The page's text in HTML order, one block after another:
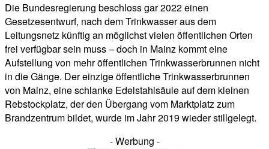
Die Bundesregierung beschloss gar 2022 einen
Gesetzesentwurf, nach dem Trinkwasser aus dem
Leitungsnetz künftig an möglichst vielen öffentlichen Orten
frei verfügbar sein muss – doch in Mainz kommt eine
Aufstellung von mehr öffentlichen Trinkwasserbrunnen nicht
in die Gänge. Der einzige öffentliche Trinkwasserbrunnen
von Mainz, eine schlanke Edelstahlsäule auf dem kleinen
Rebstockplatz, der den Übergang vom Marktplatz zum
Brandzentrum bildet, wurde im Jahr 2019 wieder stillgelegt.
- Werbung -